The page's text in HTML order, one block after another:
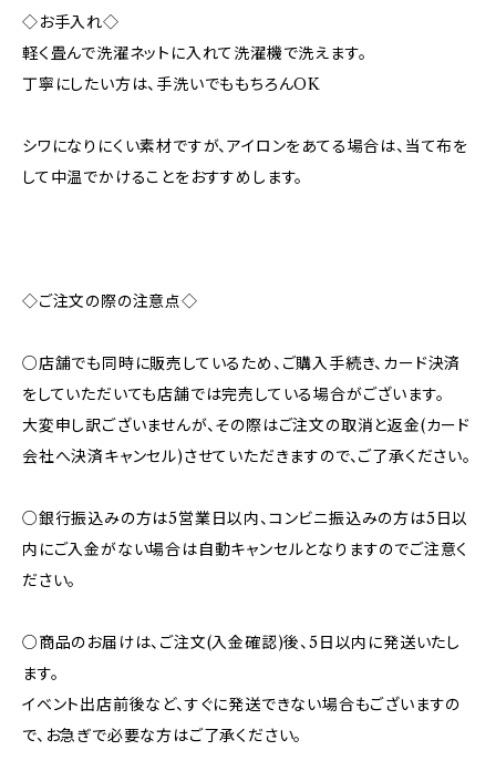
◇お手入れ◇
軽く畳んで洗濯ネットに入れて洗濯機で洗えます。
丁寧にしたい方は、手洗いでももちろんOK
シワになりにくい素材ですが、アイロンをあてる場合は、当て布を
して中温でかけることをおすすめします。
◇ご注文の際の注意点◇
○店舗でも同時に販売しているため、ご購入手続き、カード決済
をしていただいても店舗では完売している場合がございます。
大変申し訳ございませんが、その際はご注文の取消と返金(カード
会社へ決済キャンセル)させていただきますので、ご了承ください。
○銀行振込みの方は5営業日以内、コンビニ振込みの方は5日以
内にご入金がない場合は自動キャンセルとなりますのでご注意く
ださい。
○商品のお届けは、ご注文(入金確認)後、5日以内に発送いたし
ます。
イベント出店前後など、すぐに発送できない場合もございますの
で、お急ぎで必要な方はご了承ください。